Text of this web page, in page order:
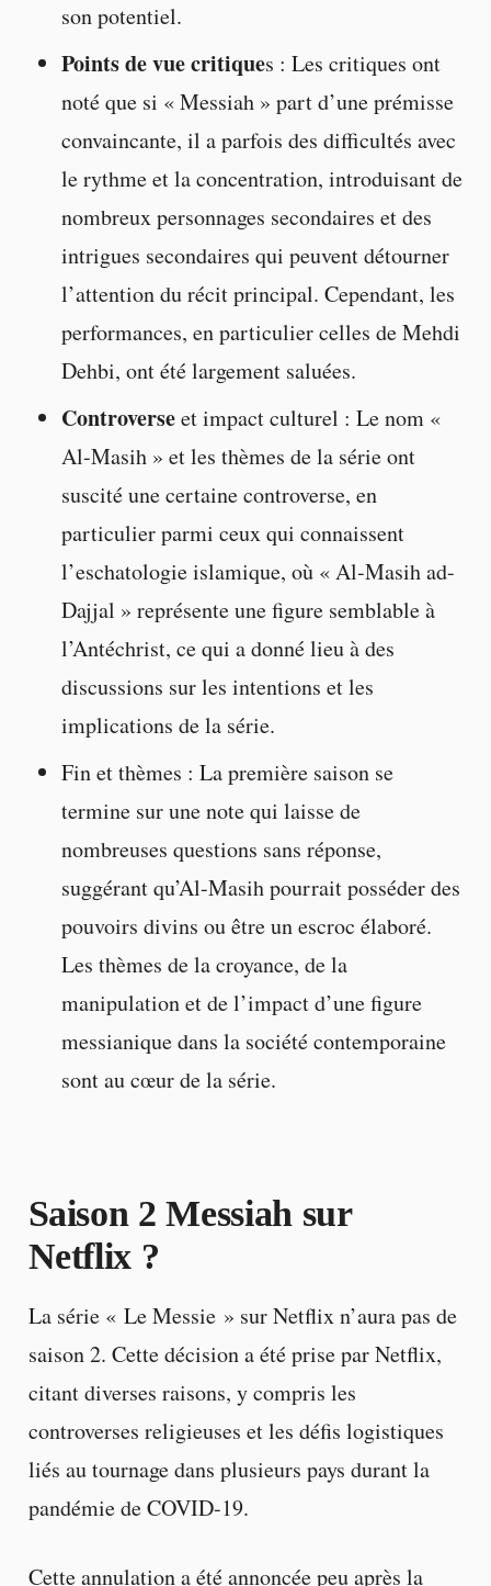
son potentiel.
Points de vue critiques : Les critiques ont
noté que si « Messiah » part d’une prémisse
convaincante, il a parfois des difficultés avec
le rythme et la concentration, introduisant de
nombreux personnages secondaires et des
intrigues secondaires qui peuvent détourner
l’attention du récit principal. Cependant, les
performances, en particulier celles de Mehdi
Dehbi, ont été largement saluées.
Controverseet impact culturel : Le nom «
Al-Masih » et les thèmes de la série ont
suscité une certaine controverse, en
particulier parmi ceux qui connaissent
l’eschatologie islamique, où « Al-Masih ad-
Dajjal » représente une figure semblable à
l’Antéchrist, ce qui a donné lieu à des
discussions sur les intentions et les
implications de la série.
Fin et thèmes : La première saison se
termine sur une note qui laisse de
nombreuses questions sans réponse,
suggérant qu’Al-Masih pourrait posséder des
pouvoirs divins ou être un escroc élaboré.
Les thèmes de la croyance, de la
manipulation et de l’impact d’une figure
messianique dans la société contemporaine
sont au cœur de la série.
Saison 2 Messiah sur
Netflix ?
La série « Le Messie » sur Netflix n’aura pas de
saison 2. Cette décision a été prise par Netflix,
citant diverses raisons, y compris les
controverses religieuses et les défis logistiques
liés au tournage dans plusieurs pays durant la
pandémie de COVID-19.
Cette annulation a été annoncée peu après la